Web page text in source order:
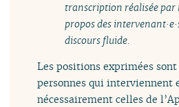
transcription réalisée par
propos des
discours fluide.
Les positions exprimées
personnes qui interviennent
nécessairement celles de